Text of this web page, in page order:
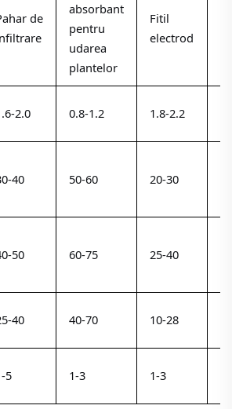
de
absorbant
pentru
udarea
plantelor
Fitil
electrod
2.0 0.8-1.2 1.8-2.2
40 50-60 20-30
50 60-75 25-40
40 40-70 10-28
5 1-3 1-3